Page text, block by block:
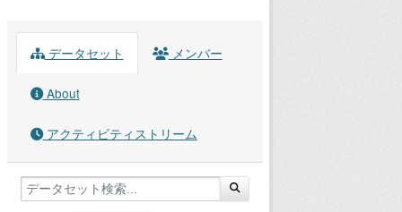
データセット メンバー
About
アクティビティストリーム